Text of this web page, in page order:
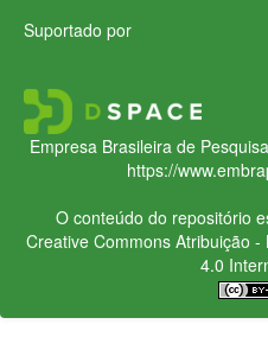
Suportado por
Empresa Brasileira de
https://
O conteúdo do repositório
Creative CommonsAtribuição -
4.0